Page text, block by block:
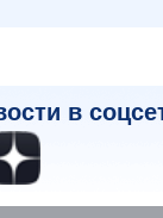
в